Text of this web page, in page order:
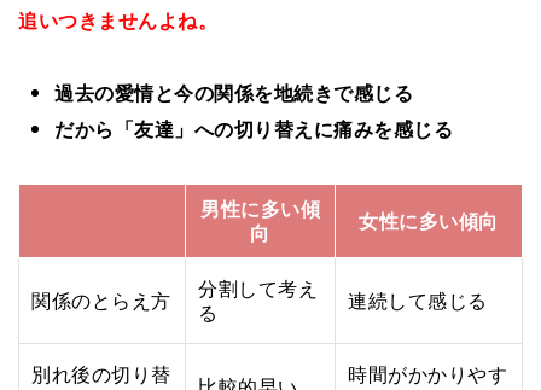
追いつきませんよね。
過去の愛情と今の関係を地続きで感じる
だから「友達」への切り替えに痛みを感じる
男性に多い傾
向
女性に多い傾向
関係のとらえ方
分割して考え
る
連続して感じる
別れ後の切り替
時間がかかりやす